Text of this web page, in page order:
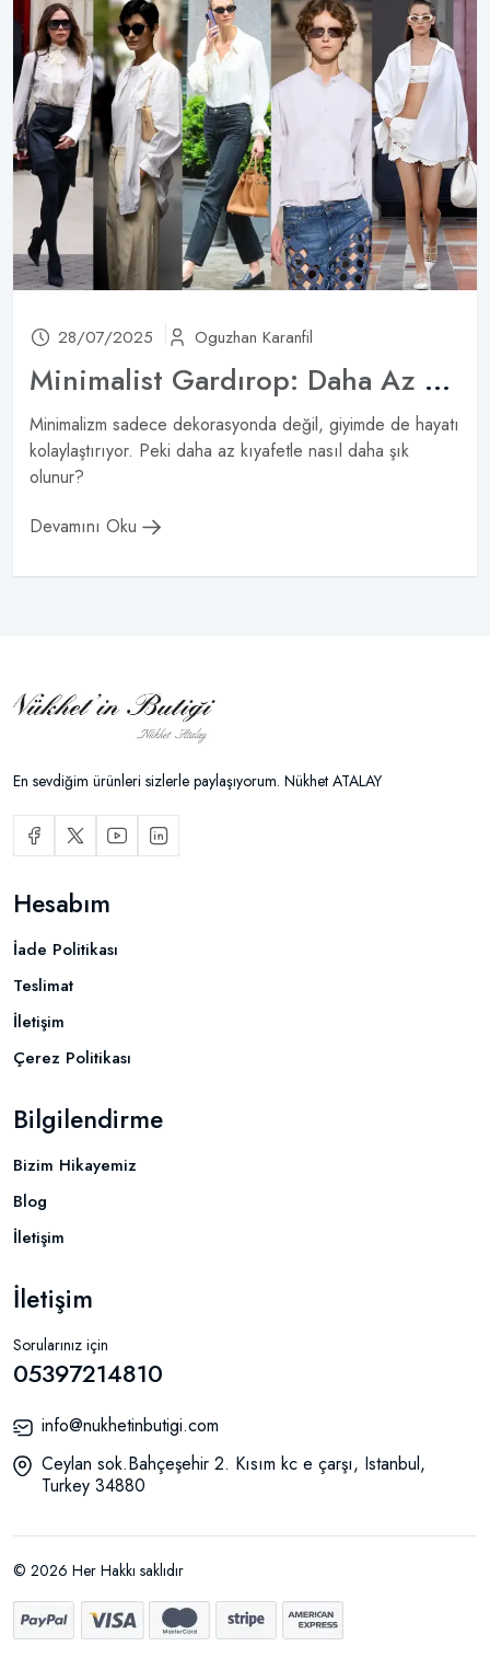
28/07/2025 Oguzhan Karanfil
Minimalist Gardırop: Daha Az Parça ile Daha Fazla Kombin
Minimalizm sadece dekorasyonda değil, giyimde de hayatı
kolaylaştırıyor. Peki daha az kıyafetle nasıl daha şık
olunur?
Devamını Oku
En sevdiğim ürünleri sizlerle paylaşıyorum. Nükhet ATALAY
Hesabım
İade Politikası
Teslimat
İletişim
Çerez Politikası
Bilgilendirme
Bizim Hikayemiz
Blog
İletişim
İletişim
Sorularınız için
05397214810
info@nukhetinbutigi.com
Ceylan sok.Bahçeşehir 2. Kısım kc e çarşı, Istanbul,
Turkey 34880
© 2026 Her Hakkı saklıdır